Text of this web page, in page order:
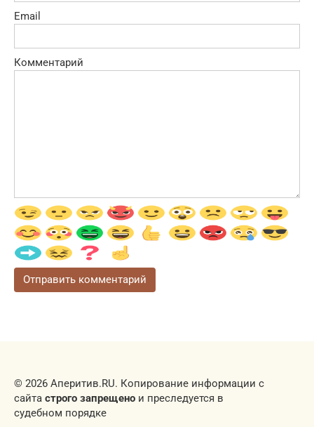
Email
Комментарий
© 2026 Аперитив.RU. Копирование информации с
сайта строго запрещено и преследуется в
судебном порядке